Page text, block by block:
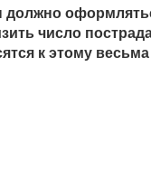
должно
число
к этому весьма